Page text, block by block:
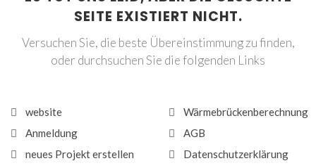
SEITE EXISTIERT NICHT.
Versuchen Sie, die beste Übereinstimmung zu finden,
oder durchsuchen Sie die folgenden Links
website
Anmeldung
neues Projekt erstellen
Wärmebrückenberechnung
AGB
Datenschutzerklärung